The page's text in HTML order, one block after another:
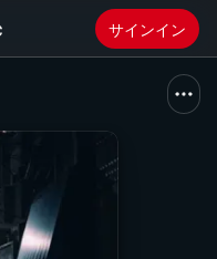
サインイン
トール